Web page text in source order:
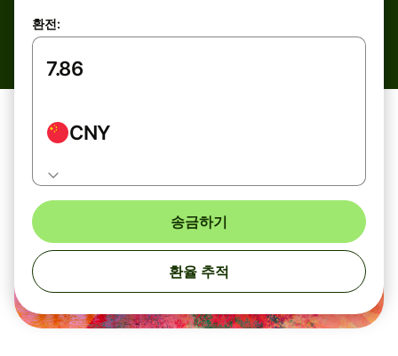
환전:
CNY
송금하기
환율 추적